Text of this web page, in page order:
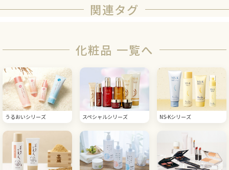
関連タグ
化粧品 一覧へ
うるおいシリーズ スペシャルシリーズ NS-Kシリーズ